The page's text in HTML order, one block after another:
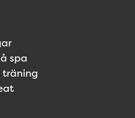
spa
träning